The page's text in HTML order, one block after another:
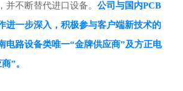
并不断替代进口设备。公司与国内PCB
进一步深入，积极参与客户端新技术的
电路设备类唯一“金牌供应商”及方正电
”。